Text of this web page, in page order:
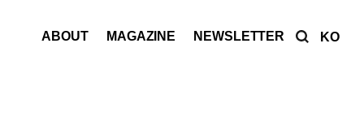
ABOUT MAGAZINE NEWSLETTER KO